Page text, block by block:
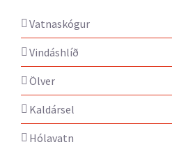
Vatnaskógur
Vindáshlíð
Ölver
Kaldársel
Hólavatn